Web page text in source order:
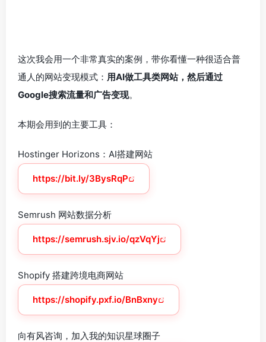
这次我会用一个非常真实的案例，带你看懂一种很适合普
通人的网站变现模式： 用AI做工具类网站，然后通过
Google搜索流量和广告变现。
本期会用到的主要工具：
Hostinger Horizons：AI搭建网站
https://bit.ly/3BysRqP
Semrush 网站数据分析
https://semrush.sjv.io/qzVqYj
Shopify 搭建跨境电商网站
https://shopify.pxf.io/BnBxny
向有风咨询，加入我的知识星球圈子